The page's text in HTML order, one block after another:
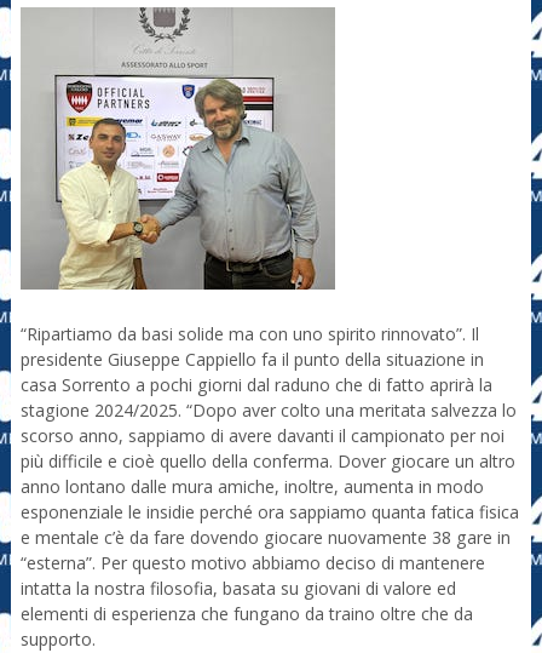
“Ripartiamo da basi solide ma con uno spirito rinnovato”. Il
presidente Giuseppe Cappiello fa il punto della situazione in
casa Sorrento a pochi giorni dal raduno che di fatto aprirà la
stagione 2024/2025. “Dopo aver colto una meritata salvezza lo
scorso anno, sappiamo di avere davanti il campionato per noi
più difficile e cioè quello della conferma. Dover giocare un altro
anno lontano dalle mura amiche, inoltre, aumenta in modo
esponenziale le insidie perché ora sappiamo quanta fatica fisica
e mentale c’è da fare dovendo giocare nuovamente 38 gare in
“esterna”. Per questo motivo abbiamo deciso di mantenere
intatta la nostra filosofia, basata su giovani di valore ed
elementi di esperienza che fungano da traino oltre che da
supporto.